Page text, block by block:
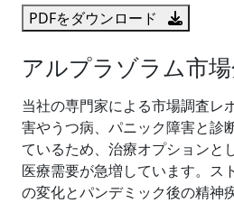
PDFをダウンロード
アルプラゾラム市
当社の専門家による市場調査レ
害やうつ病、パニック障害と診
ているため、治療オプションと
医療需要が急増しています。ス
の変化とパンデミック後の精神